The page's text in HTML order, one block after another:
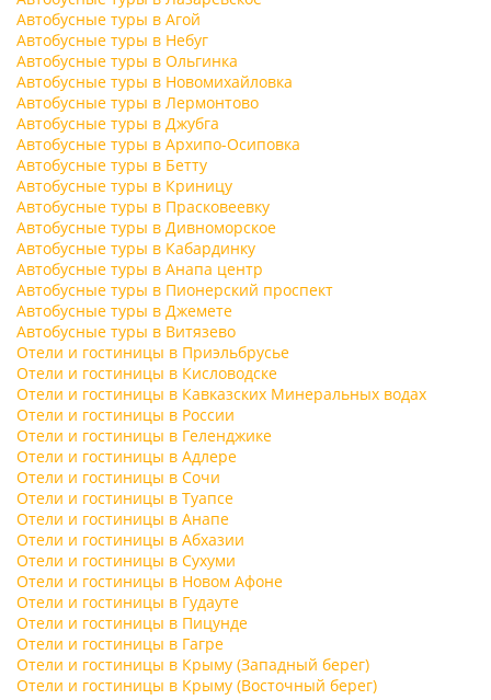
Автобусные туры в Агой
Автобусные туры в Небуг
Автобусные туры в Ольгинка
Автобусные туры в Новомихайловка
Автобусные туры в Лермонтово
Автобусные туры в Джубга
Автобусные туры в Архипо-Осиповка
Автобусные туры в Бетту
Автобусные туры в Криницу
Автобусные туры в Прасковеевку
Автобусные туры в Дивноморское
Автобусные туры в Кабардинку
Автобусные туры в Анапа центр
Автобусные туры в Пионерский проспект
Автобусные туры в Джемете
Автобусные туры в Витязево
Отели и гостиницы в Приэльбрусье
Отели и гостиницы в Кисловодске
Отели и гостиницы в Кавказских Минеральных водах
Отели и гостиницы в России
Отели и гостиницы в Геленджике
Отели и гостиницы в Адлере
Отели и гостиницы в Сочи
Отели и гостиницы в Туапсе
Отели и гостиницы в Анапе
Отели и гостиницы в Абхазии
Отели и гостиницы в Сухуми
Отели и гостиницы в Новом Афоне
Отели и гостиницы в Гудауте
Отели и гостиницы в Пицунде
Отели и гостиницы в Гагре
Отели и гостиницы в Крыму (Западный берег)
Отели и гостиницы в Крыму (Восточный берег)